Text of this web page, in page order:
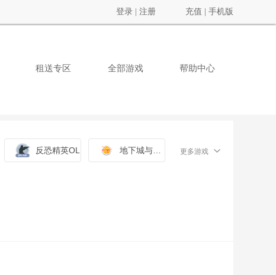
登录 注册 充值 手机版
租送专区 全部游戏 帮助中心
反恐精英OL 更多游戏